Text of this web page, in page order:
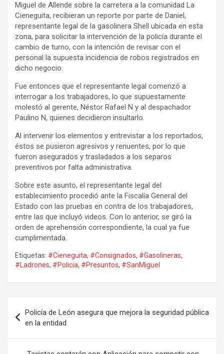
Miguel de Allende sobre la carretera a la comunidad La
Cieneguita, recibieran un reporte por parte de Daniel,
representante legal de la gasolinera Shell ubicada en esta
zona, para solicitar la intervención de la policía durante el
cambio de turno, con la intención de revisar con el
personal la supuesta incidencia de robos registrados en
dicho negocio.
Fue entonces que el representante legal comenzó a
interrogar a los trabajadores, lo que supuestamente
molestó al gerente, Néstor Rafael N y al despachador
Paulino N, quienes decidieron insultarlo.
Al intervenir los elementos y entrevistar a los reportados,
éstos se pusieron agresivos y renuentes, por lo que
fueron asegurados y trasladados a los separos
preventivos por falta administrativa.
Sobre este asunto, el representante legal del
establecimiento procedió ante la Fiscalía General del
Estado con las pruebas en contra de los trabajadores,
entre las que incluyó videos. Con lo anterior, se giró la
orden de aprehensión correspondiente, la cual ya fue
cumplimentada.
Etiquetas: #Cieneguita, #Consignados, #Gasolineras,
#Ladrones, #Policia, #Presuntos, #SanMiguel
de
entradas
Policía de León asegura que mejora la seguridad pública
en la entidad